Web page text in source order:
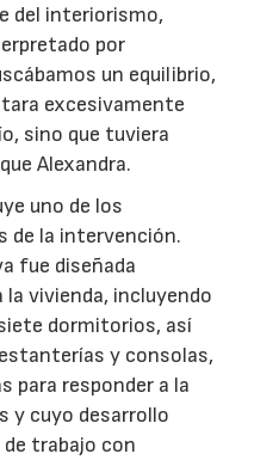
del interiorismo,
por
un equilibrio,
excesivamente
sino que tuviera
Alexandra.
uno de los
de la intervención.
fue diseñada
vivienda, incluyendo
dormitorios, así
y consolas,
para responder a la
y cuyo desarrollo
trabajo con